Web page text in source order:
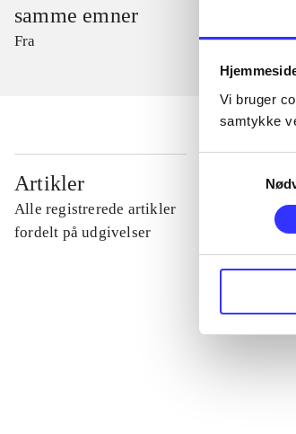
Vi bruger
samtykke
samme emner
Fra
Artikler
Alle registrerede artikler
fordelt på udgivelser